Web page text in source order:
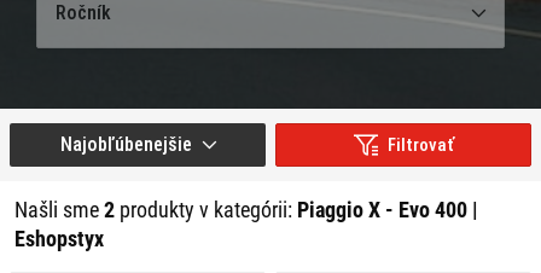
Ročník
Filtrovať
Našli sme2 produkty v kategórii: Piaggio X - Evo 400 |
Eshopstyx
Najobľúbenejšie